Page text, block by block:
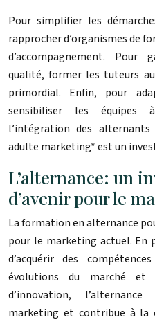
Pour simplifier les
rapprocher d’organismes de
d’accompagnement.
qualité, former les tuteurs
primordial. Enfin, pour
sensibiliser les équipes
l’intégration des
adulte marketing* est un
L’alternance: un
d’avenir pour le
La formation en alternance
pour le marketing actuel. En
d’acquérir des
évolutions du marché et
d’innovation,
marketing et contribue à la